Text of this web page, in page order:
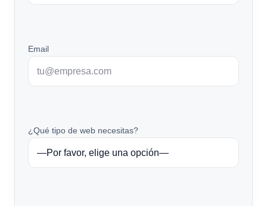
Email
¿Qué tipo de web necesitas?